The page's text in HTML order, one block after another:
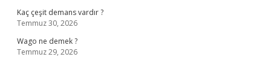
Kaç çeşit demans vardır ?
Temmuz 30, 2026
Wago ne demek ?
Temmuz 29, 2026